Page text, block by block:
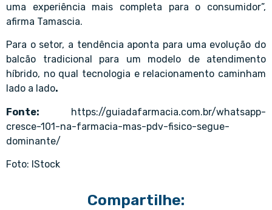
uma experiência mais completa para o consumidor”,
afirma Tamascia.
Para o setor, a tendência aponta para uma evolução do
balcão tradicional para um modelo de atendimento
híbrido, no qual tecnologia e relacionamento caminham
lado a lado.
Fonte:
https://guiadafarmacia.com.br/whatsapp-
cresce-101-na-farmacia-mas-pdv-fisico-segue-
dominante/
Foto: IStock
Compartilhe: